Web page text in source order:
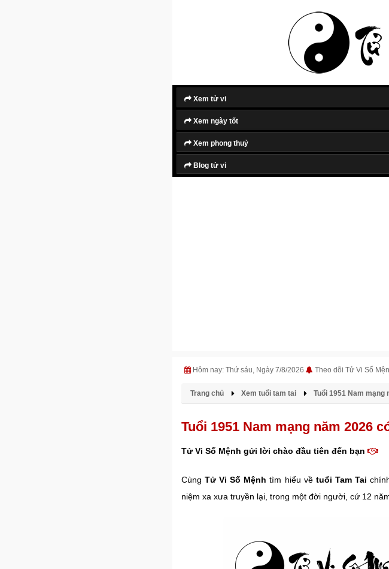
Xem tử vi
Xem ngày tốt
Xem phong thuỷ
Blog tử vi
Hôm nay: Thứ sáu, Ngày 7/8/2026 Theo dõi Tử Vi Số
Trang chủ Xem tuổi tam tai Tuổi 1951 Nam mạng
Tuổi 1951 Nam mạng năm 2026
Tử Vi Số Mệnh gửi lời chào đầu tiên đến bạn
CùngTử Vi Số Mệnh tìm hiểu về tuổi Tam Tai
niệm xa xưa truyền lại, trong một đời người, cứ 12